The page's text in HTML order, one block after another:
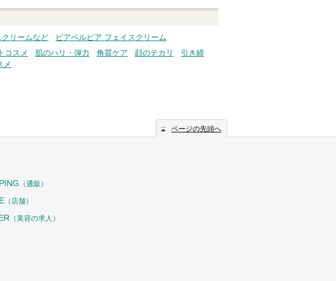
リームなど
ピアベルピア フェイスクリーム
コスメ 肌のハリ・弾力 角質ケア 顔のテカリ
引き締
メ
ページの先頭へ
（通販）
（店舗）
（美容の求人）